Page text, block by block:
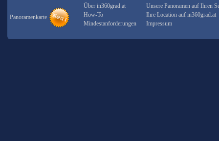
Panoramenkarte
Über in360grad.at
How-To
Mindestanforderungen
Unsere Panoramen auf Ihren
Ihre Location auf in360grad.at
Impressum